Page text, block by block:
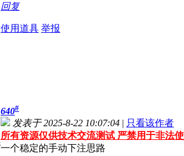
回复
使用道具 举报
640#
发表于 2025-8-22 10:07:04 | 只看该作者
所有资源仅供技术交流测试 严禁用于非法
一个稳定的手动下注思路